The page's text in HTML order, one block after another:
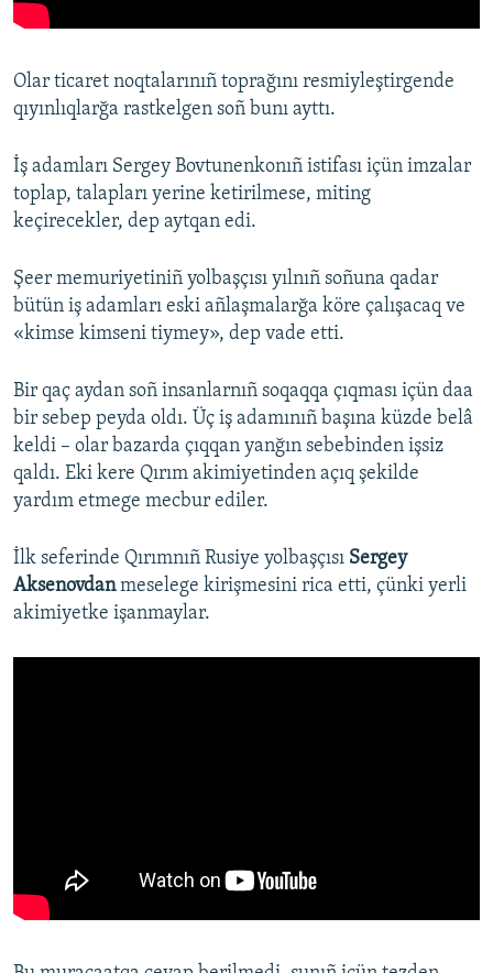
Olar ticaret noqtalarınıñ toprağını resmiyleştirgende
qıyınlıqlarğa rastkelgen soñ bunı ayttı.
İş adamları Sergey Bovtunenkonıñ istifası içün imzalar
toplap, talapları yerine ketirilmese, miting
keçirecekler, dep aytqan edi.
Şeer memuriyetiniñ yolbaşçısı yılnıñ soñuna qadar
bütün iş adamları eski añlaşmalarğa köre çalışacaq ve
«kimse kimseni tiymey», dep vade etti.
Bir qaç aydan soñ insanlarnıñ soqaqqa çıqması içün daa
bir sebep peyda oldı. Üç iş adamınıñ başına küzde belâ
keldi – olar bazarda çıqqan yanğın sebebinden işsiz
qaldı. Eki kere Qırım akimiyetinden açıq şekilde
yardım etmege mecbur ediler.
İlk seferinde Qırımnıñ Rusiye yolbaşçısı Sergey
Aksenovdanmeselege kirişmesini rica etti, çünki yerli
akimiyetke işanmaylar.